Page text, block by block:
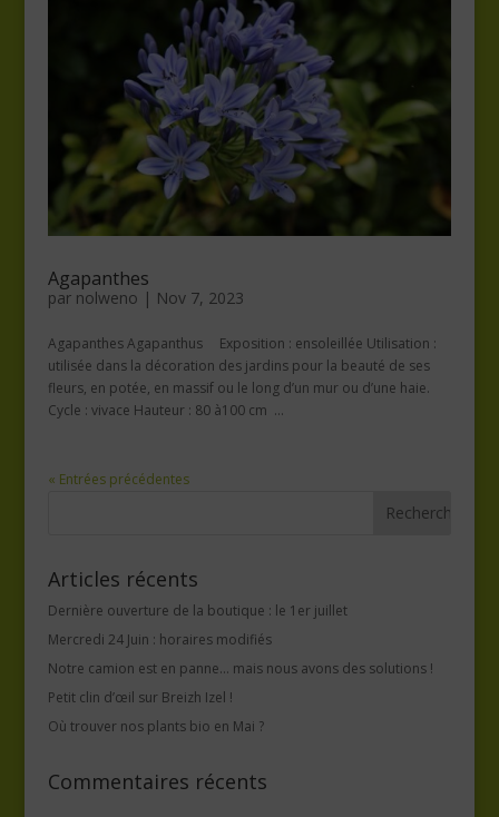
Agapanthes
par nolweno | Nov 7, 2023
Agapanthes Agapanthus Exposition : ensoleillée Utilisation :
utilisée dans la décoration des jardins pour la beauté de ses
fleurs, en potée, en massif ou le long d’un mur ou d’une haie.
Cycle : vivace Hauteur : 80 à100 cm ...
« Entrées précédentes
Articles récents
Dernière ouverture de la boutique : le 1er juillet
Mercredi 24 Juin : horaires modifiés
Notre camion est en panne… mais nous avons des solutions !
Petit clin d’œil sur Breizh Izel !
Où trouver nos plants bio en Mai ?
Commentaires récents